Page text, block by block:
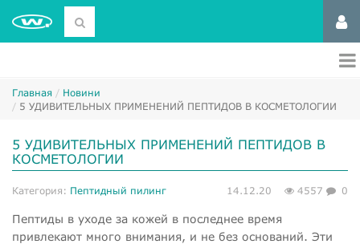
Главная
Новини
5 УДИВИТЕЛЬНЫХ ПРИМЕНЕНИЙ ПЕПТИДОВ В КОСМЕТОЛОГИИ
5 УДИВИТЕЛЬНЫХ ПРИМЕНЕНИЙ ПЕПТИДОВ В
КОСМЕТОЛОГИИ
Категория: Пептидный пилинг 14.12.20 4557 0
Пептиды в уходе за кожей в последнее время
привлекают много внимания, и не без оснований. Эти